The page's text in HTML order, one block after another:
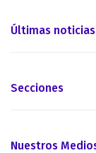
Últimas noticias
Secciones
Nuestros